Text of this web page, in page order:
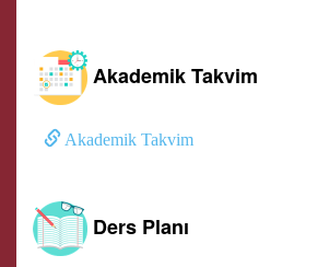
Akademik Takvim
Akademik Takvim
Ders Planı